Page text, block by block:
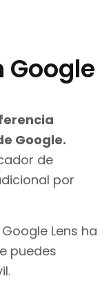
Google
Google.
de
por
Lens ha
puedes